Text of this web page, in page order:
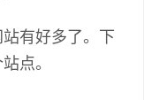
有好多了。下
点。